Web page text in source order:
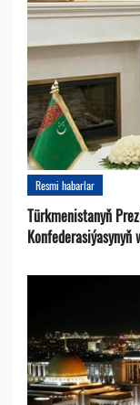
Resmi habarlar
Türkmenistanyň